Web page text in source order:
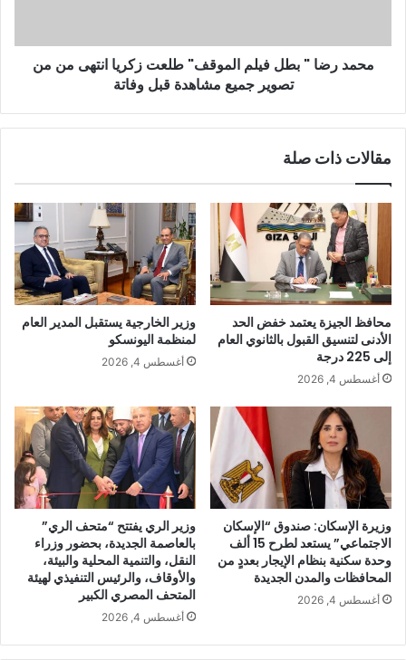
محمد رضا " بطل فيلم الموقف" طلعت زكريا انتهى من من
تصوير جميع مشاهدة قبل وفاتة
مقالات ذات صلة
محافظ الجيزة يعتمد خفض الحد
الأدنى لتنسيق القبول بالثانوي العام
إلى 225 درجة
أغسطس 4, 2026
وزير الخارجية يستقبل المدير العام
لمنظمة اليونسكو
أغسطس 4, 2026
وزيرة الإسكان: صندوق “الإسكان
الاجتماعي” يستعد لطرح 15 ألف
وحدة سكنية بنظام الإيجار بعددٍ من
المحافظات والمدن الجديدة
أغسطس 4, 2026
وزير الري يفتتح “متحف الري”
بالعاصمة الجديدة، بحضور وزراء
النقل، والتنمية المحلية والبيئة،
والأوقاف، والرئيس التنفيذي لهيئة
المتحف المصري الكبير
أغسطس 4, 2026